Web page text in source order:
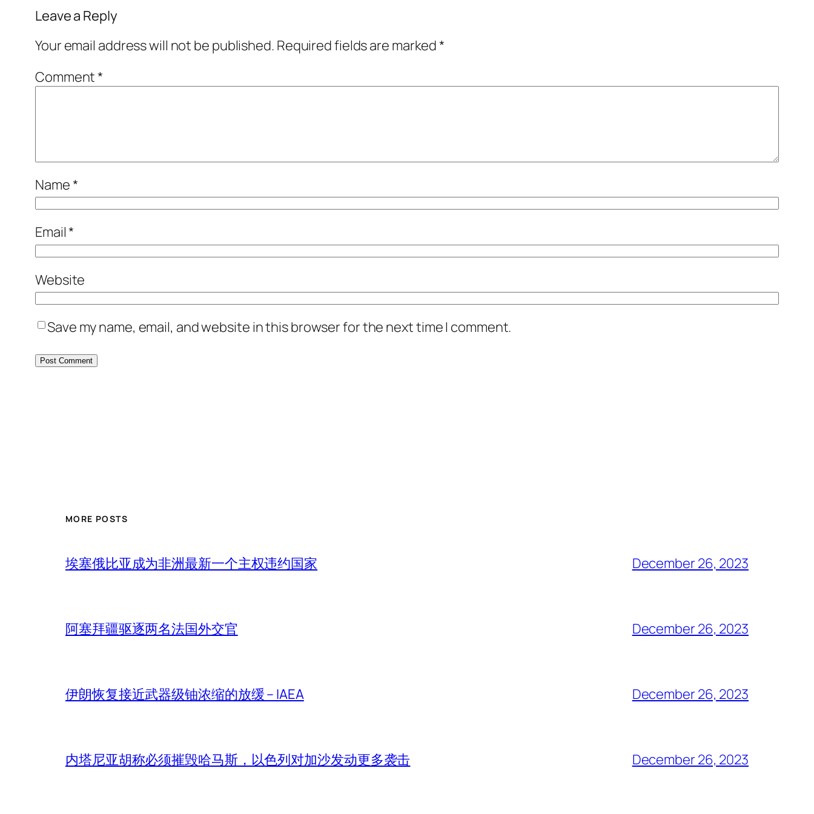
Leave a Reply
Your email address will not be published. Required fields are marked*
Comment*
Name*
Email*
Website
Save my name, email, and website in this browser for the next time I comment.
MORE POSTS
埃塞俄比亚成为非洲最新一个主权违约国家 December 26, 2023
阿塞拜疆驱逐两名法国外交官 December 26, 2023
伊朗恢复接近武器级铀浓缩的放缓 – IAEA December 26, 2023
内塔尼亚胡称必须摧毁哈马斯，以色列对加沙发动更多袭击 December 26, 2023